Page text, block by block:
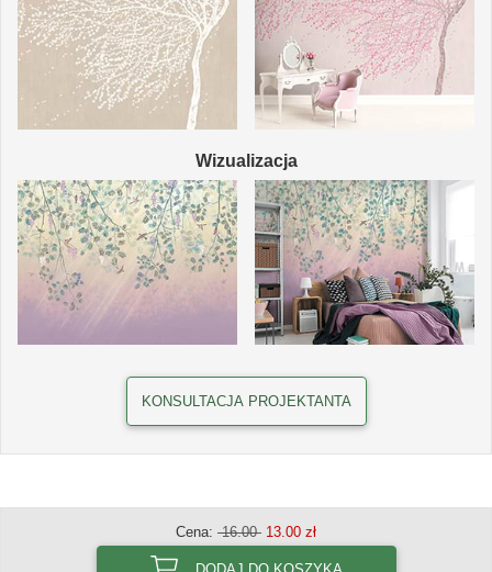
Wizualizacja
KONSULTACJA PROJEKTANTA
Cena: 16.00 13.00 zł
DODAJ DO KOSZYKA